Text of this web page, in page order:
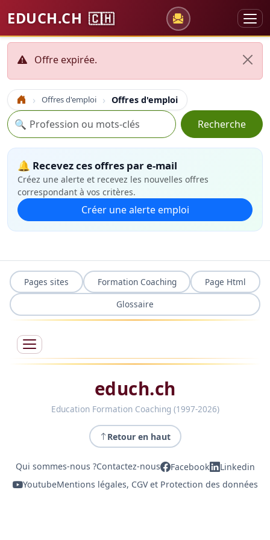
EDUCH.CH 🇨🇭
Offre expirée.
Accueil Offres d'emploi Offres d'emploi
Recherche
🔍 Recherche
🔔 Recevez ces offres par e-mail
Créez une alerte et recevez les nouvelles offres
correspondant à vos critères.
Créer une alerte emploi
Pages sites Formation Coaching
Page Html
Glossaire
educh.ch
Education Formation Coaching (1997-2026)
Retour en haut
Qui sommes-nous ?Contactez-nous Facebook
Linkedin
YoutubeMentions légales, CGV et Protection des données